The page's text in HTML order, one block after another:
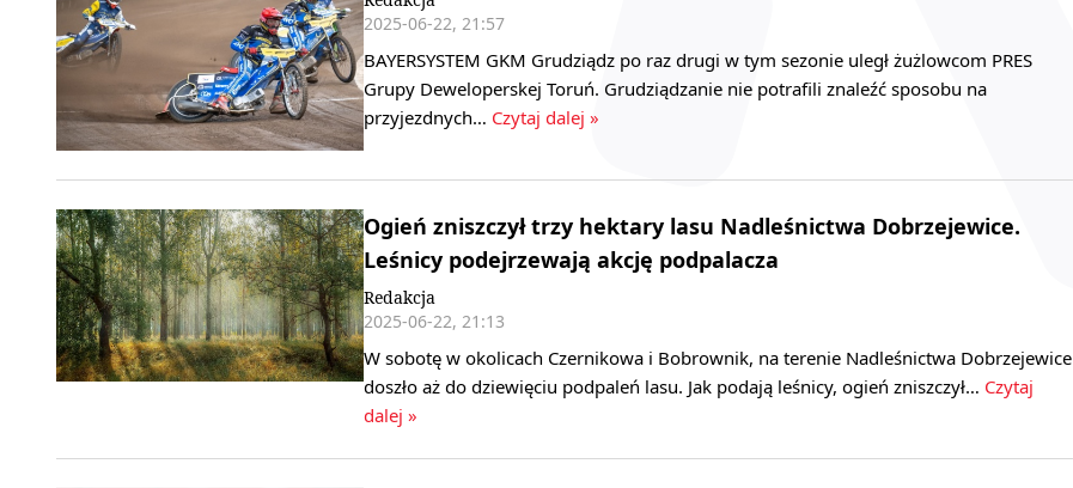
2025-06-22, 21:57
BAYERSYSTEM GKM Grudziądz po raz drugi w tym sezonie uległ żużlowcom PRES
Grupy Deweloperskej Toruń. Grudziądzanie nie potrafili znaleźć sposobu na
przyjezdnych… Czytaj dalej »
Ogień zniszczył trzy hektary lasu Nadleśnictwa Dobrzejewice.
Leśnicy podejrzewają akcję podpalacza
Redakcja
2025-06-22, 21:13
W sobotę w okolicach Czernikowa i Bobrownik, na terenie Nadleśnictwa Dobrzejewice
doszło aż do dziewięciu podpaleń lasu. Jak podają leśnicy, ogień zniszczył… Czytaj
dalej »